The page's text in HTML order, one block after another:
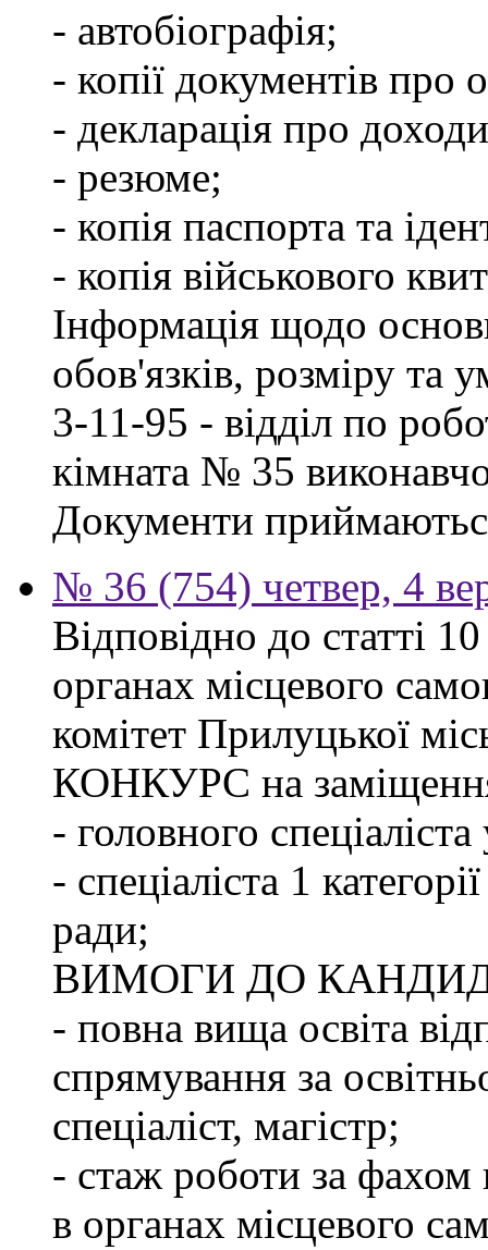
- автобіографія;
- копії документів про
- декларація про
- резюме;
- копія паспорта та
- копія військового
Інформація щодо
обов'язків, розміру та
3-11-95 - відділ по
кімната № 35
Документи
№ 36 (754) четвер, 4
Відповідно до статті
органах місцевого
комітет Прилуцької
КОНКУРС на
- головного
- спеціаліста 1
ради;
ВИМОГИ ДО
- повна вища освіта
спрямування за
спеціаліст, магістр;
- стаж роботи за фахом
в органах місцевого